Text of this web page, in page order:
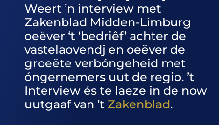
Weert ’n interview met
Zakenblad Midden-Limburg
oeëver ‘t ‘bedriêf’ achter de
vastelaovendj en oeëver de
groeëte verbóngeheid met
óngernemers uut de regio. ’t
Interview és te laeze in de now
uutgaaf van ’t Zakenblad.